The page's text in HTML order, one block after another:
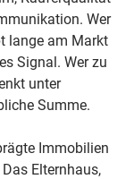
Wer
lange am Markt
Signal. Wer zu
unter
Summe.
Immobilien
Elternhaus,